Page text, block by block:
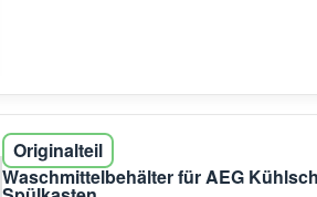
Originalteil
Waschmittelbehälter für AEG